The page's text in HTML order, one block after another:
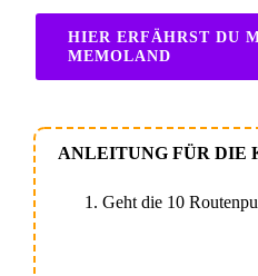
HIER ERFÄHRST DU
MEMOLAND
ANLEITUNG FÜR DIE
Geht die 10